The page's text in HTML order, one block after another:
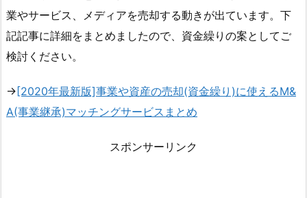
業やサービス、メディアを売却する動きが出ています。下
記記事に詳細をまとめましたので、資金繰りの案としてご
検討ください。
→[2020年最新版]事業や資産の売却(資金繰り)に使えるM&
A(事業継承)マッチングサービスまとめ
スポンサーリンク